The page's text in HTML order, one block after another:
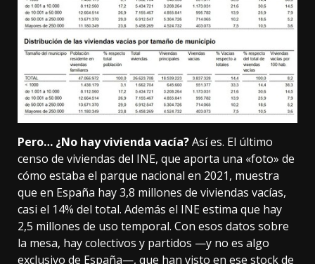
Pero… ¿No hay vivienda vacía?Así es. El último
censo de viviendas del INE, que aporta una «foto» de
cómo estaba el parque nacional en 2021, muestra
que en España hay3,8 millones de viviendas vacías,
casi el 14% del total. Además el INE estima que hay
2,5 millones de uso temporal. Con esos datos sobre
la mesa, hay colectivos y partidos —y no es algo
exclusivo de España—, que han visto en ese stock de